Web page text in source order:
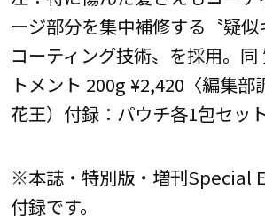
ージ部分を集中補修する〝疑
コーティング技術〟を採用。
トメント 200g ¥2,420〈編集部
花王）付録：パウチ各1包セット
※本誌・特別版・増刊Special
付録です。